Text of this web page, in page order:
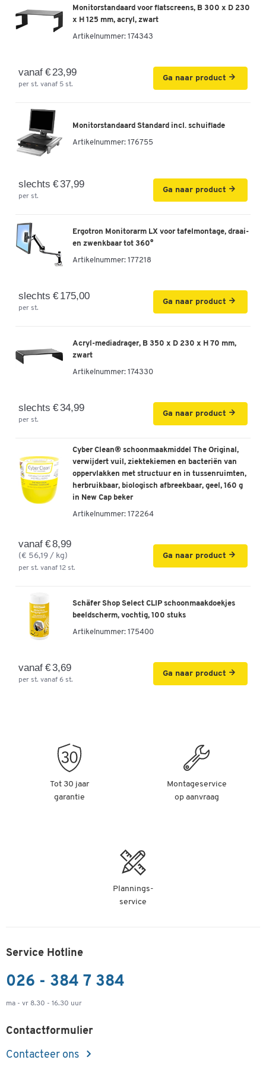
Monitorstandaard voor flatscreens, B 300 x D 230
x H 125 mm, acryl, zwart
Artikelnummer: 174343
vanaf € 23,99
per st. vanaf 5 st.
Ga naar product
Monitorstandaard Standard incl. schuiflade
Artikelnummer: 176755
slechts € 37,99
per st.
Ga naar product
Ergotron Monitorarm LX voor tafelmontage, draai-
en zwenkbaar tot 360°
Artikelnummer: 177218
slechts € 175,00
per st.
Ga naar product
Acryl-mediadrager, B 350 x D 230 x H 70 mm,
zwart
Artikelnummer: 174330
slechts € 34,99
per st.
Ga naar product
Cyber Clean® schoonmaakmiddel The Original,
verwijdert vuil, ziektekiemen en bacteriën van
oppervlakken met structuur en in tussenruimten,
herbruikbaar, biologisch afbreekbaar, geel, 160 g
in New Cap beker
Artikelnummer: 172264
vanaf € 8,99
(€ 56,19 / kg)
per st. vanaf 12 st.
Ga naar product
Schäfer Shop Select CLIP schoonmaakdoekjes
beeldscherm, vochtig, 100 stuks
Artikelnummer: 175400
vanaf € 3,69
per st. vanaf 6 st.
Ga naar product
Tot 30 jaar
garantie
Montageservice
op aanvraag
Plannings-
service
Service Hotline
026 - 384 7 384
ma - vr 8.30 - 16.30 uur
Contactformulier
Contacteer ons